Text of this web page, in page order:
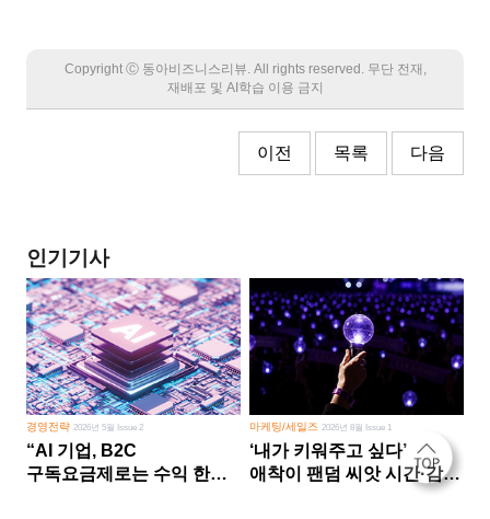
Copyright Ⓒ 동아비즈니스리뷰. All rights reserved. 무단 전재,
재배포 및 AI학습 이용 금지
이전 목록 다음
인기기사
경영전략 2026년 5월 Issue 2
“AI 기업, B2C
구독요금제로는 수익 한계
마케팅/세일즈 2026년 8월 Issue 1
‘내가 키워주고 싶다’
애착이 팬덤 씨앗 시간·감정